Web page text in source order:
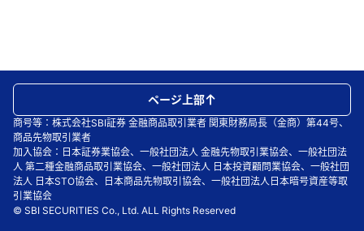
商号等：株式会社SBI証券 金融商品取引業者 関東財務局長（金商）第44号、
商品先物取引業者
加入協会：日本証券業協会、一般社団法人 金融先物取引業協会、一般社団法
人 第二種金融商品取引業協会、一般社団法人 日本投資顧問業協会、一般社団
法人 日本STO協会、日本商品先物取引協会、一般社団法人日本暗号資産等取
引業協会
© SBI SECURITIES Co., Ltd. ALL Rights Reserved
ページ上部